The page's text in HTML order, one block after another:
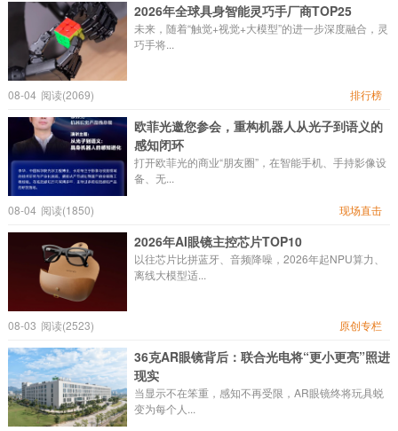
2026年全球具身智能灵巧手厂商TOP25
未来，随着“触觉+视觉+大模型”的进一步深度融合，灵
巧手将...
08-04 阅读(2069) 排行榜
欧菲光邀您参会，重构机器人从光子到语义的
感知闭环
打开欧菲光的商业“朋友圈”，在智能手机、手持影像设
备、无...
08-04 阅读(1850) 现场直击
2026年AI眼镜主控芯片TOP10
以往芯片比拼蓝牙、音频降噪，2026年起NPU算力、
离线大模型适...
08-03 阅读(2523) 原创专栏
36克AR眼镜背后：联合光电将“更小更亮”照进
现实
当显示不在笨重，感知不再受限，AR眼镜终将玩具蜕
变为每个人...